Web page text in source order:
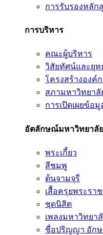
การรับรองหลัก
การบริหาร
คณะผู้บริหาร
วิสัยทัศน์และยุท
โครงสร้างองค์
สภามหาวิทยาลั
การเปิดเผยข้อ
อัตลักษณ์มหาวิทยาลัย
พระเกี้ยว
สีชมพู
ต้นจามจุรี
เสื้อครุยพระรา
ชุดนิสิต
เพลงมหาวิทยา
ชื่อปริญญา อัก